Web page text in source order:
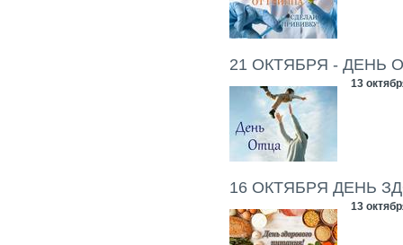
21 ОКТЯБРЯ - ДЕНЬ
13
16 ОКТЯБРЯ ДЕНЬ
13